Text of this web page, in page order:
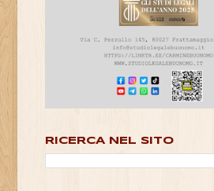
RICERCA NEL SITO